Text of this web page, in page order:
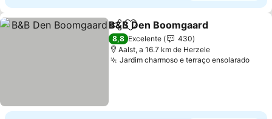
PartilharAdicionar aos favoritos
B&B Den Boomgaard
8,8 Excelente
430
Aalst, a 16.7 km de Herzele
Jardim charmoso e terraço ensolaradoVer